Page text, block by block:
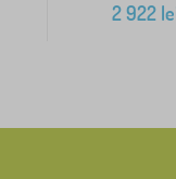
2 922